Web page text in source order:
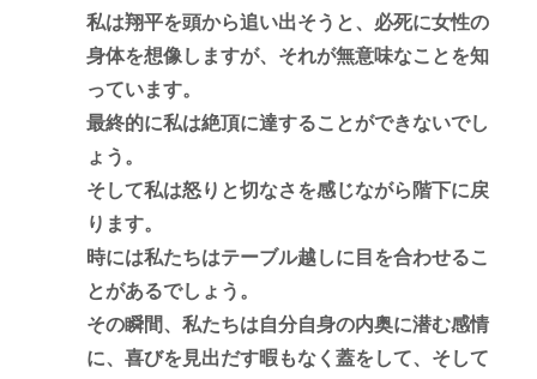
私は翔平を頭から追い出そうと、必死に女性の
身体を想像しますが、それが無意味なことを知
っています。
最終的に私は絶頂に達することができないでし
ょう。
そして私は怒りと切なさを感じながら階下に戻
ります。
時には私たちはテーブル越しに目を合わせるこ
とがあるでしょう。
その瞬間、私たちは自分自身の内奥に潜む感情
に、喜びを見出だす暇もなく蓋をして、そして